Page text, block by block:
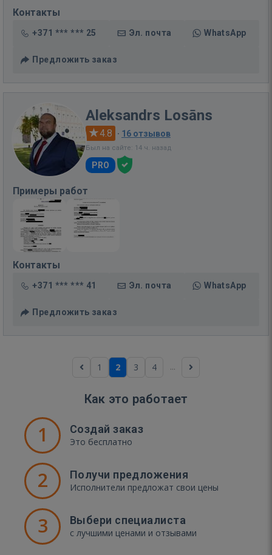
Контакты
+371 *** *** 25 Эл. почта WhatsApp
Предложить заказ
Aleksandrs Losāns
4.8 · 16 отзывов
Был на сайте: 14 ч. назад
PRO
Примеры работ
Контакты
+371 *** *** 41 Эл. почта WhatsApp
Предложить заказ
1 2 3 4 ...
Как это работает
1 Создай заказ
Это бесплатно
2 Получи предложения
Исполнители предложат свои цены
3 Выбери специалиста
с лучшими ценами и отзывами